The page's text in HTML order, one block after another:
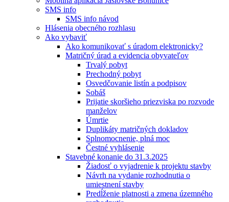
SMS info
SMS info návod
Hlásenia obecného rozhlasu
Ako vybaviť
Ako komunikovať s úradom elektronicky?
Matričný úrad a evidencia obyvateľov
Trvalý pobyt
Prechodný pobyt
Osvedčovanie listín a podpisov
Sobáš
Prijatie skoršieho priezviska po rozvode
manželov
Úmrtie
Duplikáty matričných dokladov
Splnomocnenie, plná moc
Čestné vyhlásenie
Stavebné konanie do 31.3.2025
Žiadosť o vyjadrenie k projektu stavby
Návrh na vydanie rozhodnutia o
umiestnení stavby
Predĺženie platnosti a zmena územného